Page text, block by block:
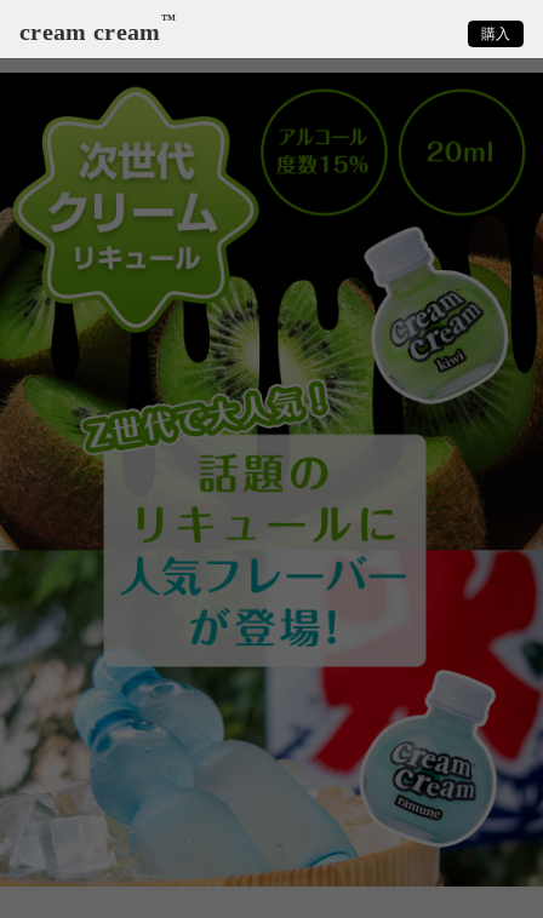
cream cream™
購入